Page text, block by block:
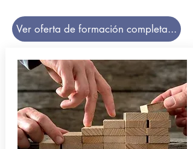
Ver oferta de formación completa...